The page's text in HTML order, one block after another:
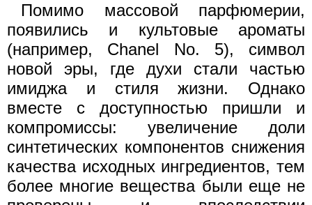
Помимо массовой парфюмерии,
появились и культовые ароматы
(например, Chanel No. 5), символ
новой эры, где духи стали частью
имиджа и стиля жизни. Однако
вместе с доступностью пришли и
компромиссы: увеличение доли
синтетических компонентов снижения
качества исходных ингредиентов, тем
более многие вещества были еще не